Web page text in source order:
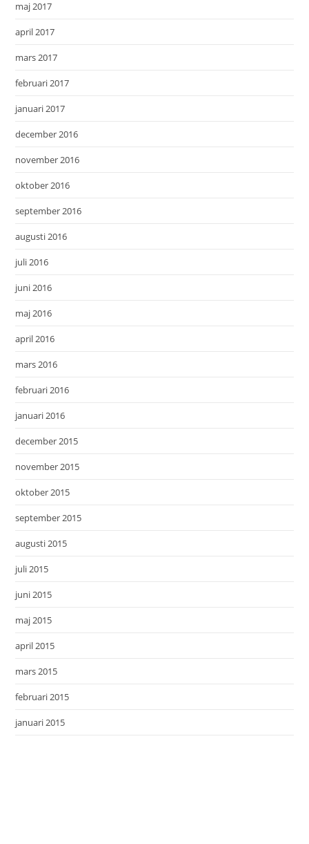
maj 2017
april 2017
mars 2017
februari 2017
januari 2017
december 2016
november 2016
oktober 2016
september 2016
augusti 2016
juli 2016
juni 2016
maj 2016
april 2016
mars 2016
februari 2016
januari 2016
december 2015
november 2015
oktober 2015
september 2015
augusti 2015
juli 2015
juni 2015
maj 2015
april 2015
mars 2015
februari 2015
januari 2015